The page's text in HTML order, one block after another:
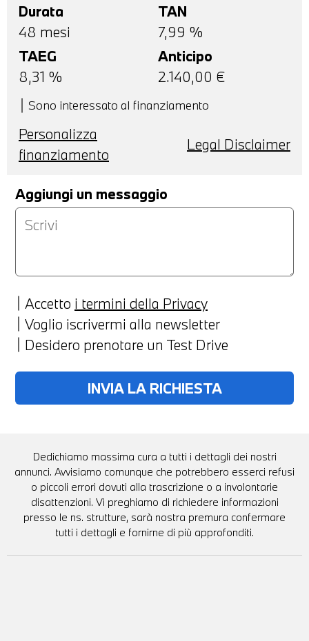
Durata
48 mesi
TAN
7,99 %
TAEG
8,31 %
Anticipo
2.140,00 €
Sono interessato al finanziamento
Personalizza
finanziamento
Legal Disclaimer
Aggiungi un messaggio
Accetto i termini della Privacy
Voglio iscrivermi alla newsletter
Desidero prenotare un Test Drive
Dedichiamo massima cura a tutti i dettagli dei nostri
annunci. Avvisiamo comunque che potrebbero esserci refusi
o piccoli errori dovuti alla trascrizione o a involontarie
disattenzioni. Vi preghiamo di richiedere informazioni
presso le ns. strutture, sarà nostra premura confermare
tutti i dettagli e fornirne di più approfonditi.